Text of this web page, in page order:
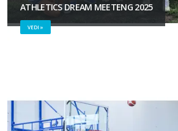
ATHLETICS DREAM MEETENG 2025
VEDI »